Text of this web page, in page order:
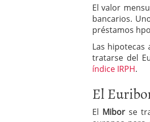
El valor
bancarios.
préstamos
Las
tratarse del
índice IRPH.
El
El Mibor se